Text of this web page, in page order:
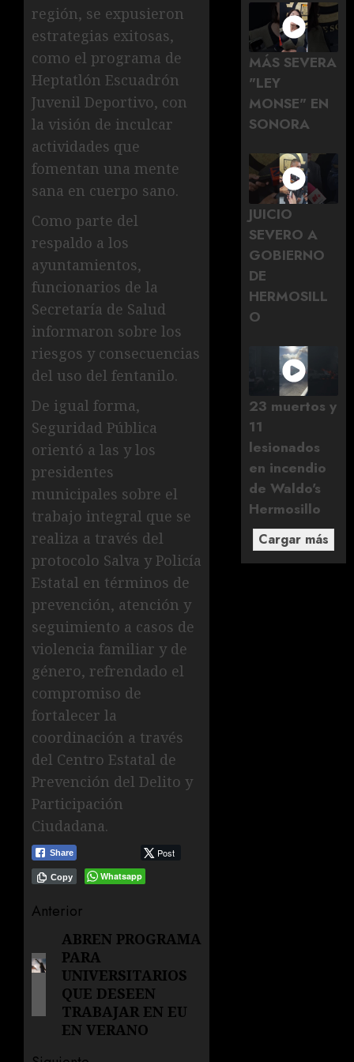
región, se expusieron
estrategias exitosas,
como el programa de
Heptatlón Escuadrón
Juvenil Deportivo, con
la visión de inculcar
actividades que
fomentan una mente
sana en cuerpo sano.
Como parte del
respaldo a los
ayuntamientos,
funcionarios de la
Secretaría de Salud
informaron sobre los
riesgos y consecuencias
del uso del fentanilo.
De igual forma,
Seguridad Pública
orientó a las y los
presidentes
municipales sobre el
trabajo integral que se
realiza a través del
protocolo Salva y Policía
Estatal en términos de
prevención, atención y
seguimiento a casos de
violencia familiar y de
género, refrendado el
compromiso de
fortalecer la
coordinación a través
del Centro Estatal de
Prevención del Delito y
Participación
Ciudadana.
Share Post
Whatsapp
Copy
Navegación
de
entradas
Anterior
Entrada
anterior:
ABREN PROGRAMA
PARA
UNIVERSITARIOS
QUE DESEEN
TRABAJAR EN EU
EN VERANO
MÁS SEVERA
"LEY
MONSE" EN
SONORA
JUICIO
SEVERO A
GOBIERNO
DE
HERMOSILL
O
23 muertos y
11
lesionados
en incendio
de Waldo's
Hermosillo
Cargar más